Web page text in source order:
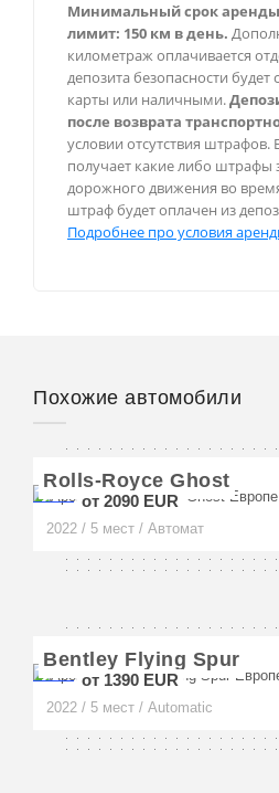
Шамони
Валь-д’Изер
Монако
Монте-Карло
Милан
Верона
Минимальный срок аренды
лимит: 150 км в день.
километраж оплачивается
депозита безопасности будет
карты или наличными.
после возврата
условии отсутствия штрафов.
получает какие либо штрафы
дорожного движения во
штраф будет оплачен из
Подробнее про условия
Похожие автомобили
Rolls-Royce Ghost
от 2090 EUR
2022 / 5 мест / Автомат
Bentley Flying Spur
от 1390 EUR
2022 / 5 мест / Automatic